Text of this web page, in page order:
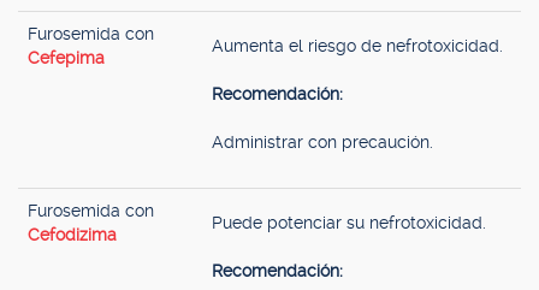
Furosemida con
Cefepima
Aumenta el riesgo de nefrotoxicidad.
Recomendación:
Administrar con precaución.
Furosemida con
Cefodizima
Puede potenciar su nefrotoxicidad.
Recomendación: